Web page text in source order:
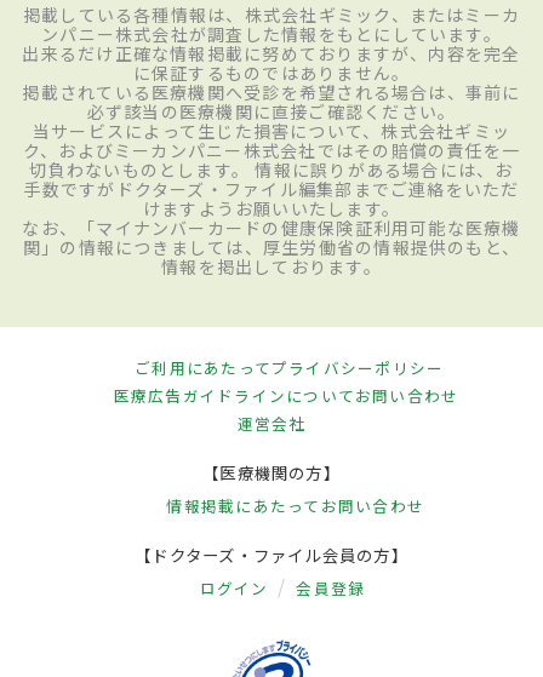
掲載している各種情報は、株式会社ギミック、またはミーカ
ンパニー株式会社が調査した情報をもとにしています。
出来るだけ正確な情報掲載に努めておりますが、内容を完全
に保証するものではありません。
掲載されている医療機関へ受診を希望される場合は、事前に
必ず該当の医療機関に直接ご確認ください。
当サービスによって生じた損害について、株式会社ギミッ
ク、およびミーカンパニー株式会社ではその賠償の責任を一
切負わないものとします。 情報に誤りがある場合には、お
手数ですがドクターズ・ファイル編集部までご連絡をいただ
けますようお願いいたします。
なお、「マイナンバーカードの健康保険証利用可能な医療機
関」の情報につきましては、厚生労働省の情報提供のもと、
情報を掲出しております。
ご利用にあたってプライバシーポリシー
医療広告ガイドラインについてお問い合わせ
運営会社
【医療機関の方】
情報掲載にあたって お問い合わせ
【ドクターズ・ファイル会員の方】
ログイン 会員登録